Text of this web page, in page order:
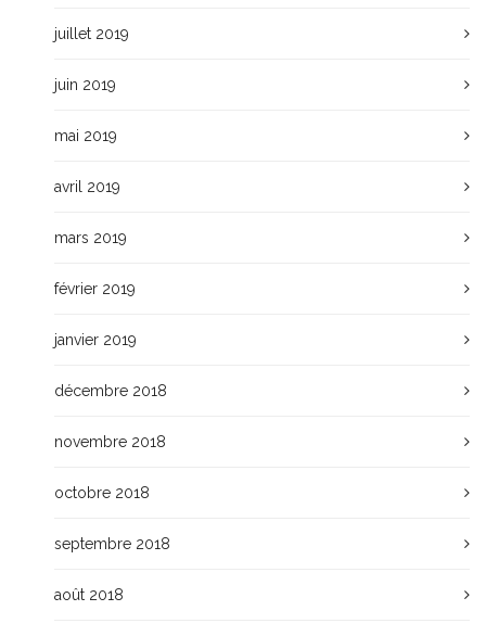
juillet 2019
juin 2019
mai 2019
avril 2019
mars 2019
février 2019
janvier 2019
décembre 2018
novembre 2018
octobre 2018
septembre 2018
août 2018